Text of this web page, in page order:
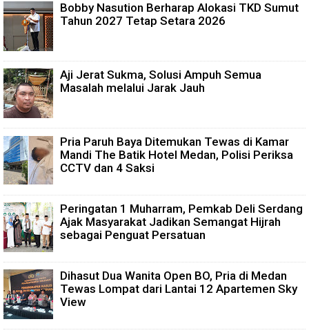
Bobby Nasution Berharap Alokasi TKD Sumut
Tahun 2027 Tetap Setara 2026
Aji Jerat Sukma, Solusi Ampuh Semua
Masalah melalui Jarak Jauh
Pria Paruh Baya Ditemukan Tewas di Kamar
Mandi The Batik Hotel Medan, Polisi Periksa
CCTV dan 4 Saksi
Peringatan 1 Muharram, Pemkab Deli Serdang
Ajak Masyarakat Jadikan Semangat Hijrah
sebagai Penguat Persatuan
Dihasut Dua Wanita Open BO, Pria di Medan
Tewas Lompat dari Lantai 12 Apartemen Sky
View